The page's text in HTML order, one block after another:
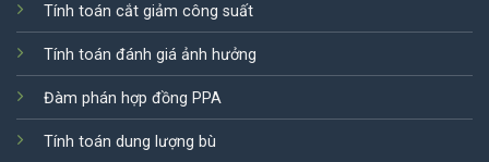
Tính toán cắt giảm công suất
Tính toán đánh giá ảnh hưởng
Đàm phán hợp đồng PPA
Tính toán dung lượng bù